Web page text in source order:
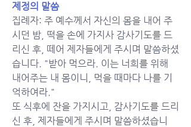
제정의 말씀
집례자: 주 예수께서 자신의 몸을 내어 주
시던 밤, 떡을 손에 가지사 감사기도를 드
리신 후, 떼어 제자들에게 주시며 말씀하셨
습니다. "받아 먹으라. 이는 너희를 위해
내어주는 내 몸이니, 먹을 때마다 나를 기
억하여라."
또 식후에 잔을 가지시고, 감사기도를 드리
신 후, 제자들에게 주시며 말씀하셨습니